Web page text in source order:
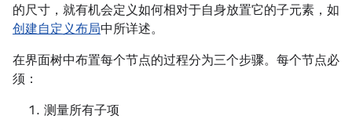
的尺寸，就有机会定义如何相对于自身放置它的子元素，如
创建自定义布局中所详述。
在界面树中布置每个节点的过程分为三个步骤。每个节点必
须：
测量所有子项